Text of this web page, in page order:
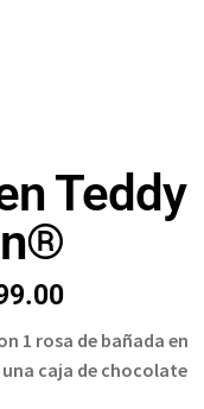
Teddy
1 rosa de bañada en
caja de chocolate